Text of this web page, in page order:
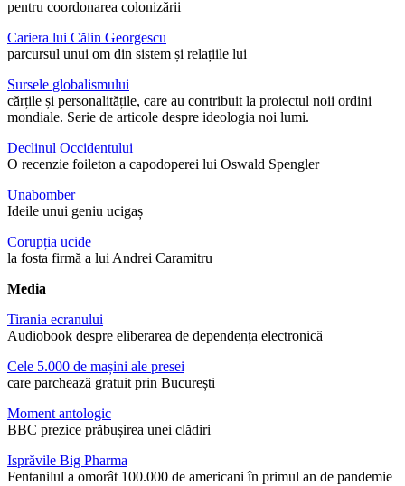
pentru coordonarea colonizării
Cariera lui Călin Georgescu
parcursul unui om din sistem și relațiile lui
Sursele globalismului
cărțile și personalitățile, care au contribuit la proiectul noii ordini
mondiale. Serie de articole despre ideologia noi lumi.
Declinul Occidentului
O recenzie foileton a capodoperei lui Oswald Spengler
Unabomber
Ideile unui geniu ucigaș
Corupția ucide
la fosta firmă a lui Andrei Caramitru
Media
Tirania ecranului
Audiobook despre eliberarea de dependența electronică
Cele 5.000 de mașini ale presei
care parchează gratuit prin București
Moment antologic
BBC prezice prăbușirea unei clădiri
Isprăvile Big Pharma
Fentanilul a omorât 100.000 de americani în primul an de pandemie